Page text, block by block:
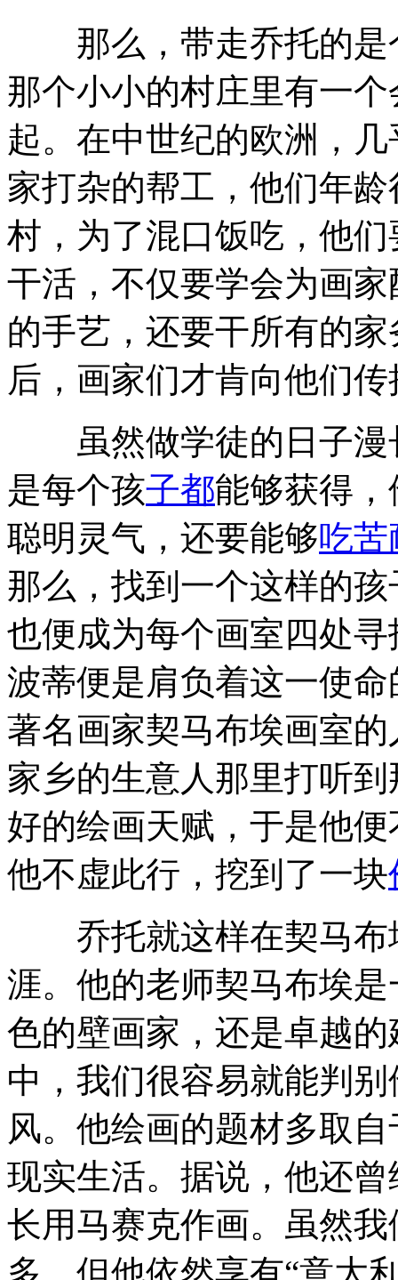
那么，带走乔托的是
那个小小的村庄里有一
起。在中世纪的欧洲，
家打杂的帮工，他们年
村，为了混口饭吃，他
干活，不仅要学会为画
的手艺，还要干所有的
后，画家们才肯向他们
虽然做学徒的日子漫
是每个孩子都能够获得
聪明灵气，还要能够吃苦
那么，找到一个这样的
也便成为每个画室四处
波蒂便是肩负着这一使
著名画家契马布埃画室
家乡的生意人那里打听
好的绘画天赋，于是他
他不虚此行，挖到了一块
乔托就这样在契马布
涯。他的老师契马布埃
色的壁画家，还是卓越
中，我们很容易就能判
风。他绘画的题材多取
现实生活。据说，他还
长用马赛克作画。虽然
多，但他依然享有“意大